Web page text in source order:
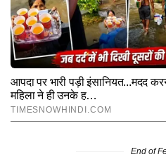
End of